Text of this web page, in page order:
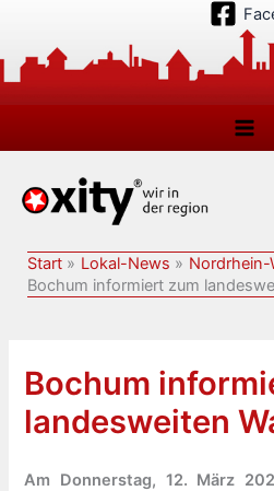
springen
Start Lokal-News Nordrhein-
Bochum informiert zum
Bochum
landesweiten
Am Donnerstag, 12. März